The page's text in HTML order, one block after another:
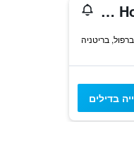
Lord Nelson Hotel-Lime Street Station Liverpool by Compass Hospitality
בדילים